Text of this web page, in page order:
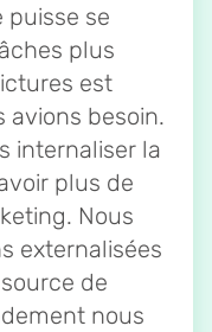
puisse se
plus
est
avions besoin.
internaliser la
plus de
Nous
externalisées
de
nous